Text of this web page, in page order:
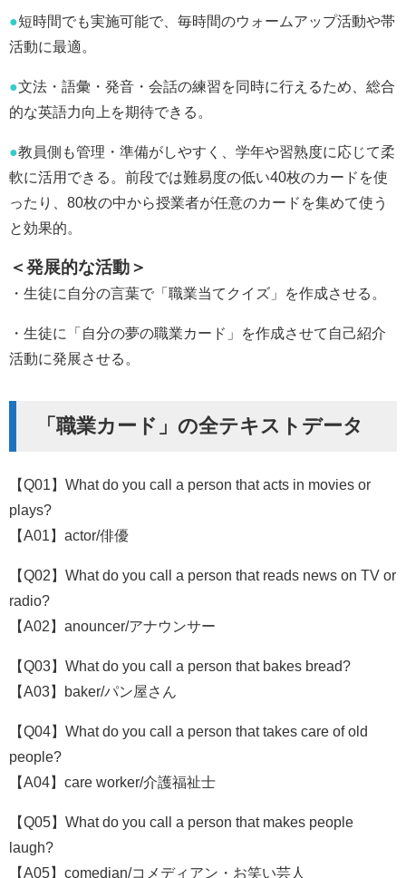
●短時間でも実施可能で、毎時間のウォームアップ活動や帯
活動に最適。
●文法・語彙・発音・会話の練習を同時に行えるため、総合
的な英語力向上を期待できる。
●教員側も管理・準備がしやすく、学年や習熟度に応じて柔
軟に活用できる。前段では難易度の低い40枚のカードを使
ったり、80枚の中から授業者が任意のカードを集めて使う
と効果的。
＜発展的な活動＞
・生徒に自分の言葉で「職業当てクイズ」を作成させる。
・生徒に「自分の夢の職業カード」を作成させて自己紹介
活動に発展させる。
「職業カード」の全テキストデータ
【Q01】What do you call a person that acts in movies or
plays?
【A01】actor/俳優
【Q02】What do you call a person that reads news on TV or
radio?
【A02】anouncer/アナウンサー
【Q03】What do you call a person that bakes bread?
【A03】baker/パン屋さん
【Q04】What do you call a person that takes care of old
people?
【A04】care worker/介護福祉士
【Q05】What do you call a person that makes people
laugh?
【A05】comedian/コメディアン・お笑い芸人